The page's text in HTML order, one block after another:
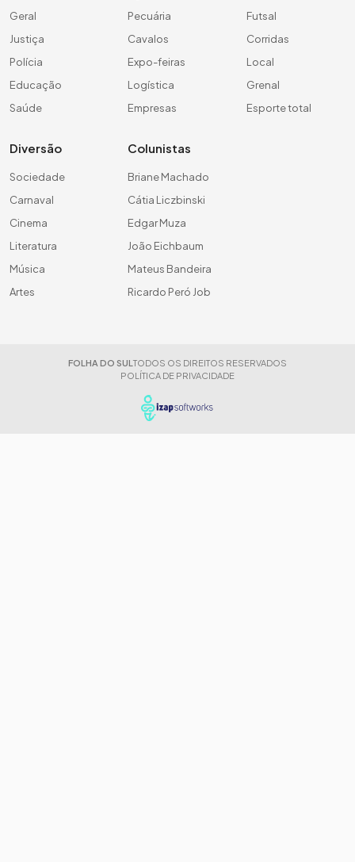
Geral
Justiça
Polícia
Educação
Saúde
Pecuária
Cavalos
Expo-feiras
Logística
Empresas
Futsal
Corridas
Local
Grenal
Esporte total
Diversão
Sociedade
Carnaval
Cinema
Literatura
Música
Artes
Colunistas
Briane Machado
Cátia Liczbinski
Edgar Muza
João Eichbaum
Mateus Bandeira
Ricardo Peró Job
FOLHA DO SUL TODOS OS DIREITOS RESERVADOS
POLÍTICA DE PRIVACIDADE